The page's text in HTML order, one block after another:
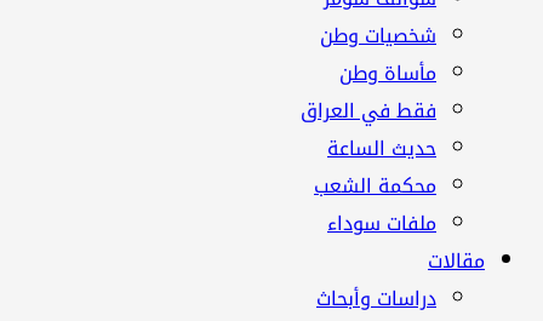
شخصيات وطن
مأساة وطن
فقط في العراق
حديث الساعة
محكمة الشعب
ملفات سوداء
مقالات
دراسات وأبحاث